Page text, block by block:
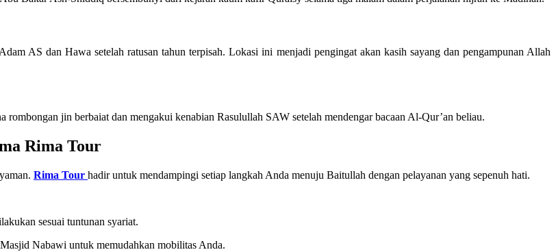
AS dan Hawa setelah ratusan tahun terpisah. Lokasi ini menjadi pengingat akan kasih sayang dan pengampunan Allah
jin berbaiat dan mengakui kenabian Rasulullah SAW setelah mendengar bacaan Al-Qur’an beliau.
Rima Tour
Rima Tour hadir untuk mendampingi setiap langkah Anda menuju Baitullah dengan pelayanan yang sepenuh hati.
sesuai tuntunan syariat.
Nabawi untuk memudahkan mobilitas Anda.